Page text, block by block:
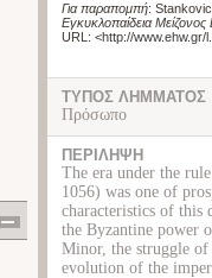
Για παραπομπή:
Εγκυκλοπαίδεια
URL: <http://www.ehw.gr/
ΤΥΠΟΣ ΛΗΜΜΑΤΟΣ
Πρόσωπο
ΠΕΡΙΛΗΨΗ
The era under the
1056) was one of
characteristics of this
the Byzantine power
Minor, the struggle of
evolution of the